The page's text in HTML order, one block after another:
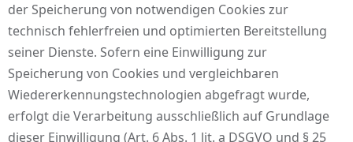
der Speicherung von notwendigen Cookies zur
technisch fehlerfreien und optimierten Bereitstellung
seiner Dienste. Sofern eine Einwilligung zur
Speicherung von Cookies und vergleichbaren
Wiedererkennungstechnologien abgefragt wurde,
erfolgt die Verarbeitung ausschließlich auf Grundlage
dieser Einwilligung (Art. 6 Abs. 1 lit. a DSGVO und § 25